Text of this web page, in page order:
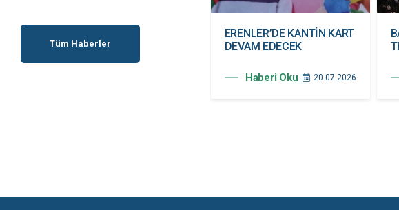
Tüm Haberler
KADIN KULÜBÜ HİZMETE
ERENLER’DE KANTİN KART
DEVAM EDECEK
Haberi Oku 20.07.2026